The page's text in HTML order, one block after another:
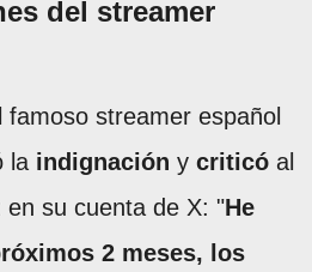
del streamer
streamer español
la indignación y criticó al
en su cuenta de X: "He
2 meses, los